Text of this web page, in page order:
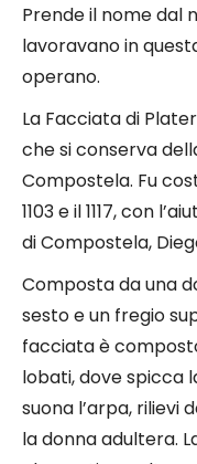
Prende il nome dal
lavoravano in
operano.
La Facciata di
che si conserva
Compostela. Fu
1103 e il 1117, con
di Compostela,
Composta da una
sesto e un fregio
facciata è
lobati, dove spicca
suona l’arpa, rilievi
la donna adultera.